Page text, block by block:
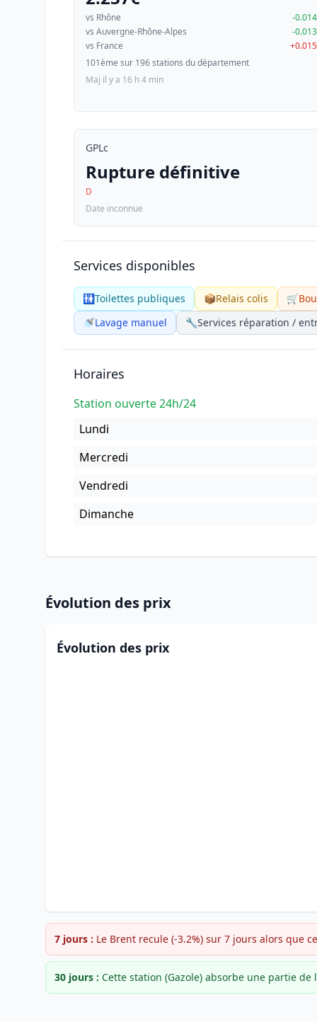
vs Rhône
-
vs Auvergne-Rhône-Alpes
-
vs France
101ème sur 196 stations du département
Maj il y a 16 h 4 min
GPLc
Rupture définitive
D
Date inconnue
Services disponibles
🚻Toilettes publiques 📦Relais colis 🛒
🚿Lavage manuel 🔧Services réparation /
Horaires
Station ouverte 24h/24
Lundi
Mercredi
Vendredi
Dimanche
Évolution des prix
Évolution des prix
7 jours : Le Brent recule (-3.2%) sur 7 jours alors que
30 jours : Cette station (Gazole) absorbe une partie